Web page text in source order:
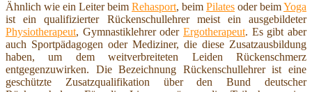
Ähnlich wie ein Leiter beim Rehasport, beim Pilates oder beimYoga
ist ein qualifizierter Rückenschullehrer meist ein ausgebildeter
Physiotherapeut, Gymnastiklehrer oder Ergotherapeut. Es gibt aber
auch Sportpädagogen oder Mediziner, die diese Zusatzausbildung
haben, um dem weitverbreiteten Leiden Rückenschmerz
entgegenzuwirken. Die Bezeichnung Rückenschullehrer ist eine
geschützte Zusatzqualifikation über den Bund deutscher